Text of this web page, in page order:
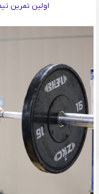
اولین تمرین